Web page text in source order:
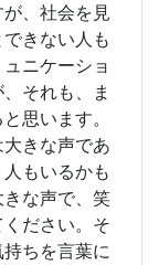
、社会を見
きない人も
ニケーショ
それも、ま
思います。
きな声であ
もいるかも
な声で、笑
ださい。そ
ちを言葉に